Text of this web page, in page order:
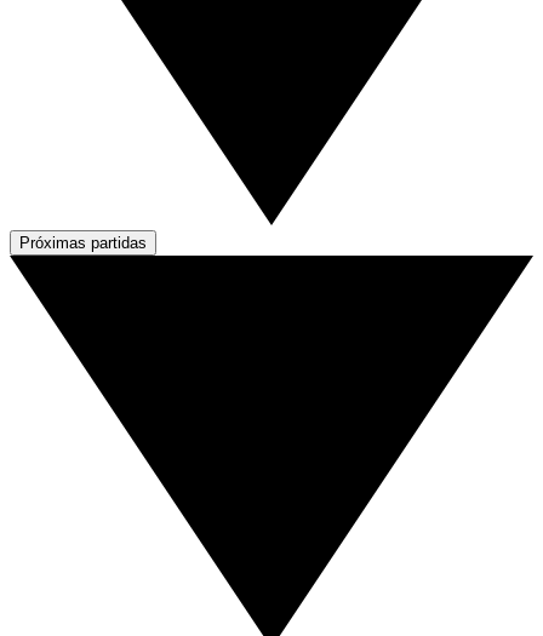
Próximas partidas